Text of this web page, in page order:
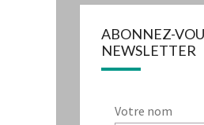
ABONNEZ-
NEWSLETTER
Votre nom